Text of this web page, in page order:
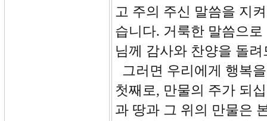
고 주의 주신 말씀을 지
습니다. 거룩한 말씀으
님께 감사와 찬양을 돌
그러면 우리에게 행복
첫째로, 만물의 주가 되
과 땅과 그 위의 만물은